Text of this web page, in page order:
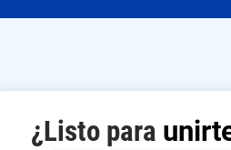
¿Listo para